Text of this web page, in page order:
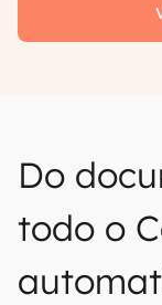
Do
todo o